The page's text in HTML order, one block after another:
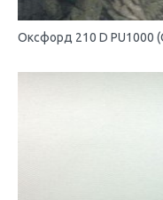
Оксфорд 210 D PU1000